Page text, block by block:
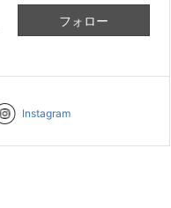
フォロー
Instagram